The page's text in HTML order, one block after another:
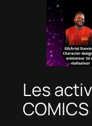
Les
COMICS